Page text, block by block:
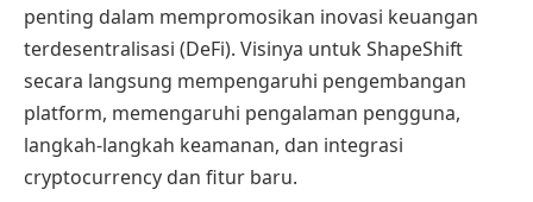
penting dalam mempromosikan inovasi keuangan
terdesentralisasi (DeFi). Visinya untuk ShapeShift
secara langsung mempengaruhi pengembangan
platform, memengaruhi pengalaman pengguna,
langkah-langkah keamanan, dan integrasi
cryptocurrency dan fitur baru.